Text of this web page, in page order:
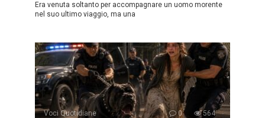
Era venuta soltanto per accompagnare un uomo morente
nel suo ultimo viaggio, ma una
Voci Quotidiane 0 564